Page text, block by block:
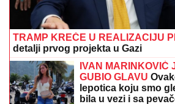
TRAMP KREĆE U REALIZACIJU
detalji prvog projekta u Gazi
IVAN MARINKOVIĆ
GUBIO GLAVU
lepotica koju smo
bila u vezi i sa